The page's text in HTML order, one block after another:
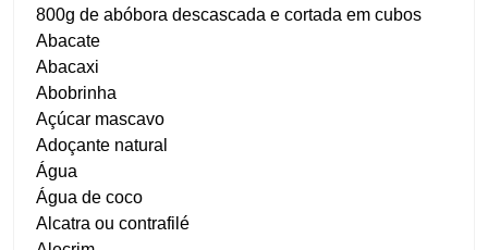
800g de abóbora descascada e cortada em cubos
Abacate
Abacaxi
Abobrinha
Açúcar mascavo
Adoçante natural
Água
Água de coco
Alcatra ou contrafilé